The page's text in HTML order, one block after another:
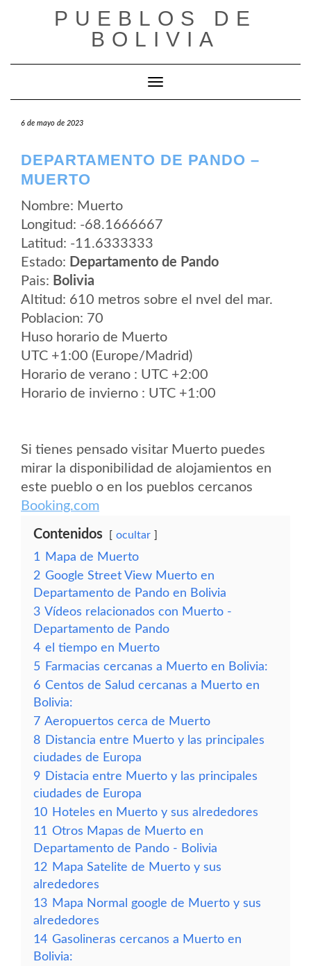
PUEBLOS DE
BOLIVIA
Cambiar modo de navegación
6 de mayo de 2023
DEPARTAMENTO DE PANDO –
MUERTO
Nombre: Muerto
Longitud: -68.1666667
Latitud: -11.6333333
Estado: Departamento de Pando
Pais: Bolivia
Altitud: 610 metros sobre el nvel del mar.
Poblacion: 70
Huso horario de Muerto
UTC +1:00 (Europe/Madrid)
Horario de verano : UTC +2:00
Horario de invierno : UTC +1:00
Si tienes pensado visitar Muerto puedes
mirar la disponibilidad de alojamientos en
este pueblo o en los pueblos cercanos
Booking.com
Contenidos ocultar
1
Mapa de Muerto
2 Google Street View Muerto en
Departamento de Pando en Bolivia
3 Vídeos relacionados con Muerto -
Departamento de Pando
4 el tiempo en Muerto
5 Farmacias cercanas a Muerto en Bolivia:
6 Centos de Salud cercanas a Muerto en
Bolivia:
7 Aeropuertos cerca de Muerto
8 Distancia entre Muerto y las principales
ciudades de Europa
9 Distacia entre Muerto y las principales
ciudades de Europa
10 Hoteles en Muerto y sus alrededores
11 Otros Mapas de Muerto en
Departamento de Pando - Bolivia
12 Mapa Satelite de Muerto y sus
alrededores
13 Mapa Normal google de Muerto y sus
alrededores
14 Gasolineras cercanos a Muerto en
Bolivia: